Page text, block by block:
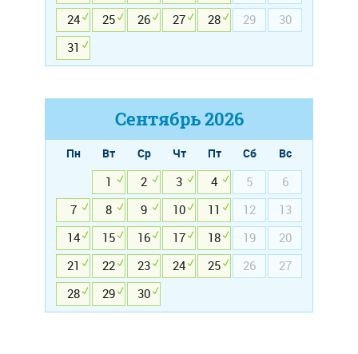
24
25 26 27 28 29
30
31
Сентябрь2026
Пн Вт Ср Чт Пт Сб
Вс
1
2 3 4 5
6
7
8 9 10 11 12
13
14
15 16 17 18 19
20
21
22 23 24 25 26
27
28
29 30